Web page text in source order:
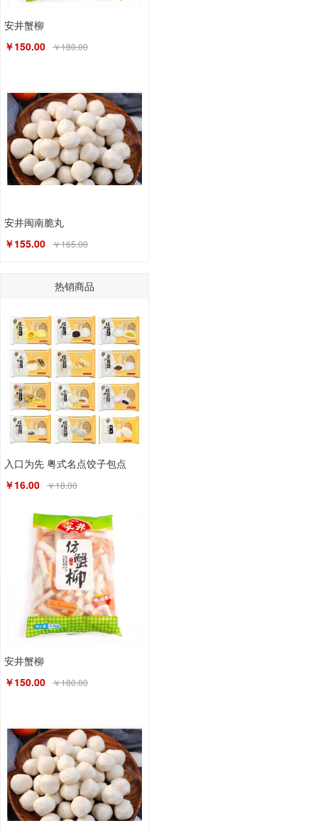
安井蟹柳
￥150.00 ￥180.00
安井闽南脆丸
￥155.00 ￥165.00
热销商品
入口为先 粤式名点饺子包点
￥16.00 ￥18.00
安井蟹柳
￥150.00 ￥180.00